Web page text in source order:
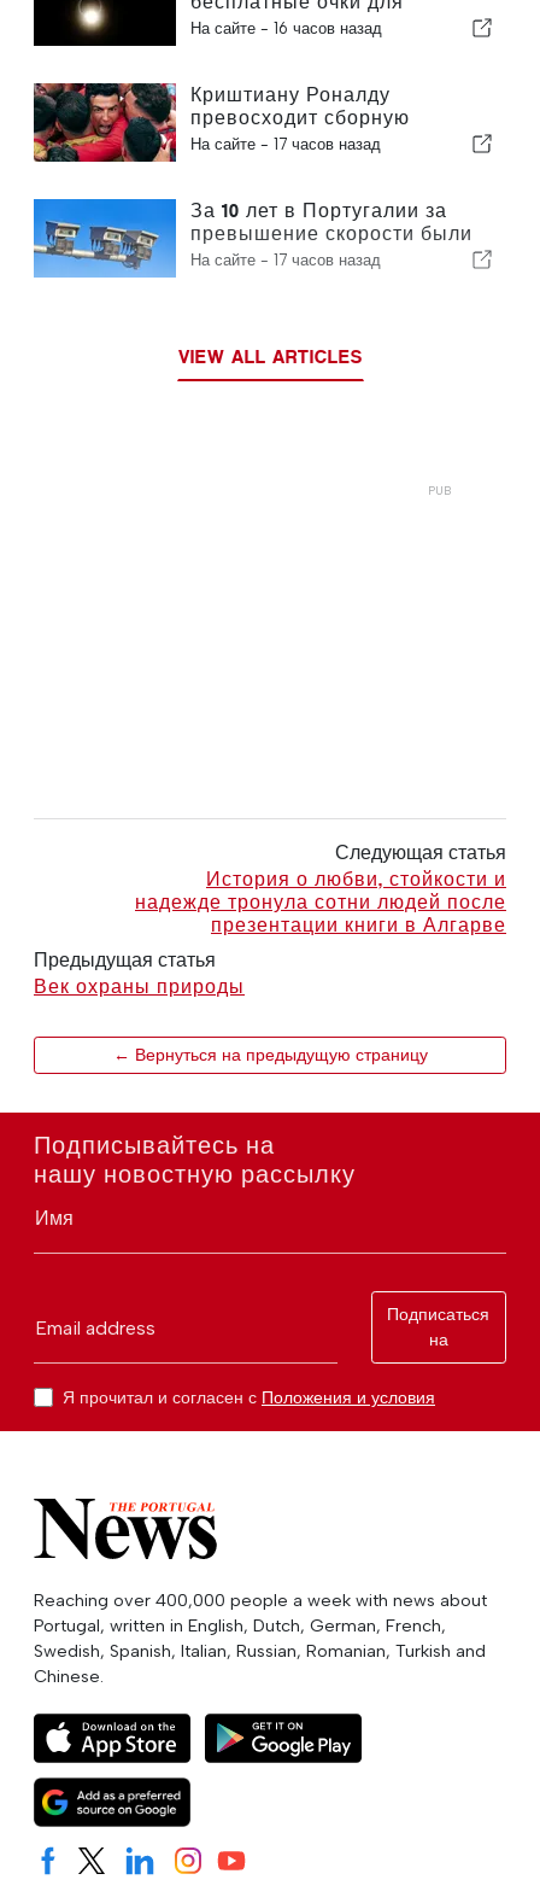
наблюдения за полным
На сайте - 16 часов назад
Криштиану Роналду
превосходит сборную
Португалии по коммерческой
На сайте - 17 часов назад
За 10 лет в Португалии за
превышение скорости были
оштрафованы 3,6 миллиона
На сайте - 17 часов назад
VIEW ALL ARTICLES
Следующая статья
История о любви, стойкости и
надежде тронула сотни людей после
презентации книги в Алгарве
Предыдущая статья
Век охраны природы
← Вернуться на предыдущую страницу
Подписывайтесь на
нашу новостную рассылку
Имя
Email address
Подписаться
на
Я прочитал и согласен с Положения и условия
Reaching over 400,000 people a week with news about
Portugal, written in English, Dutch, German, French,
Swedish, Spanish, Italian, Russian, Romanian, Turkish and
Chinese.